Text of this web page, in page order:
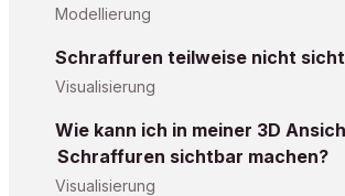
Modellierung
Schraffuren teilweise nicht
Visualisierung
Wie kann ich in meiner 3D
Schraffuren sichtbar machen?
Visualisierung